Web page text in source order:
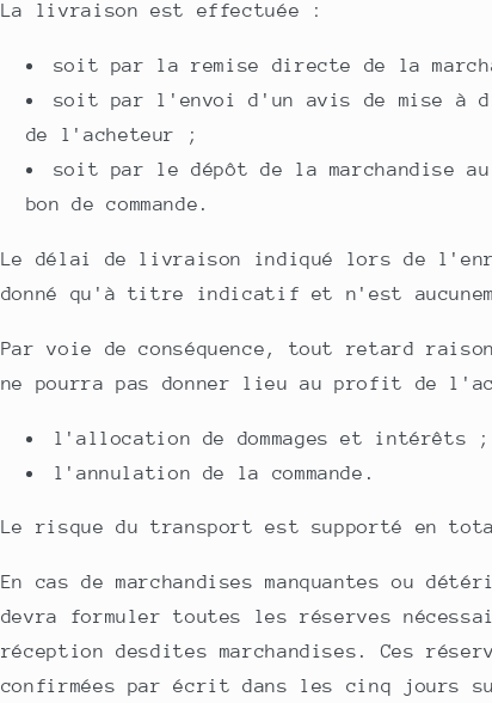
La livraison est effectuée :
soit par la remise directe de la
soit par l'envoi d'un avis de mise à
de l'acheteur ;
soit par le dépôt de la marchandise
bon de commande.
Le délai de livraison indiqué lors de
donné qu'à titre indicatif et n'est
Par voie de conséquence, tout retard
ne pourra pas donner lieu au profit de
l'allocation de dommages et intérêts ;
l'annulation de la commande.
Le risque du transport est supporté en
En cas de marchandises manquantes ou
devra formuler toutes les réserves
réception desdites marchandises. Ces
confirmées par écrit dans les cinq jours